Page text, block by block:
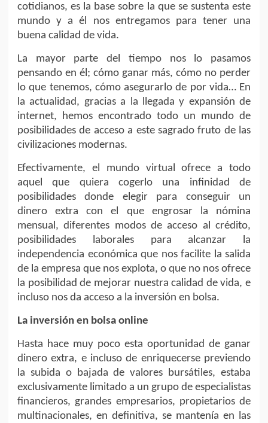
cotidianos, es la base sobre la que se sustenta este
mundo y a él nos entregamos para tener una
buena calidad de vida.
La mayor parte del tiempo nos lo pasamos
pensando en él; cómo ganar más, cómo no perder
lo que tenemos, cómo asegurarlo de por vida… En
la actualidad, gracias a la llegada y expansión de
internet, hemos encontrado todo un mundo de
posibilidades de acceso a este sagrado fruto de las
civilizaciones modernas.
Efectivamente, el mundo virtual ofrece a todo
aquel que quiera cogerlo una infinidad de
posibilidades donde elegir para conseguir un
dinero extra con el que engrosar la nómina
mensual, diferentes modos de acceso al crédito,
posibilidades laborales para alcanzar la
independencia económica que nos facilite la salida
de la empresa que nos explota, o que no nos ofrece
la posibilidad de mejorar nuestra calidad de vida, e
incluso nos da acceso a la inversión en bolsa.
La inversión en bolsa online
Hasta hace muy poco esta oportunidad de ganar
dinero extra, e incluso de enriquecerse previendo
la subida o bajada de valores bursátiles, estaba
exclusivamente limitado a un grupo de especialistas
financieros, grandes empresarios, propietarios de
multinacionales, en definitiva, se mantenía en las